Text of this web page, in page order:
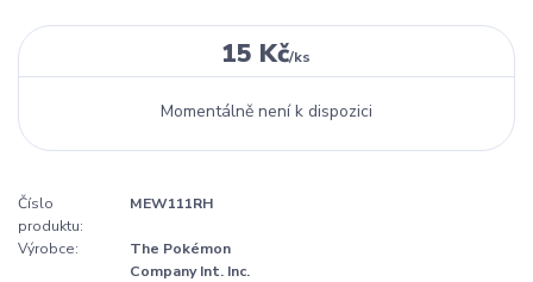
15 Kč/ks
Momentálně není k dispozici
Číslo
produktu:
MEW111RH
Výrobce:
The Pokémon
Company Int. Inc.